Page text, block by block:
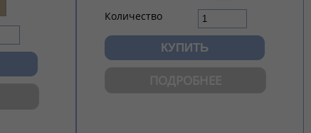
Количество